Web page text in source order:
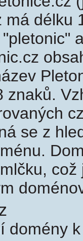
má délku
znaků.
se z
domény